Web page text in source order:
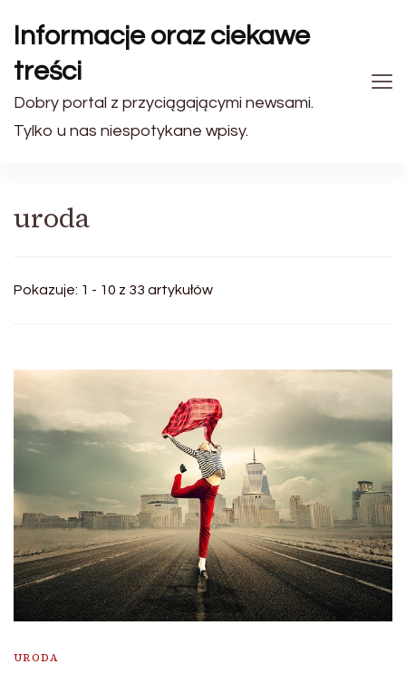
Informacje oraz ciekawe
treści
Dobry portal z przyciągającymi newsami.
Tylko u nas niespotykane wpisy.
uroda
Pokazuje: 1 - 10 z 33 artykułów
URODA